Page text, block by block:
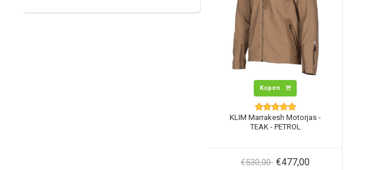
Kopen
KLIM Marrakesh Motorjas -
TEAK - PETROL
€530,00 €477,00